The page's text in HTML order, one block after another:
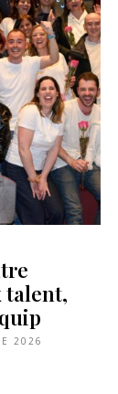
talent,
2026